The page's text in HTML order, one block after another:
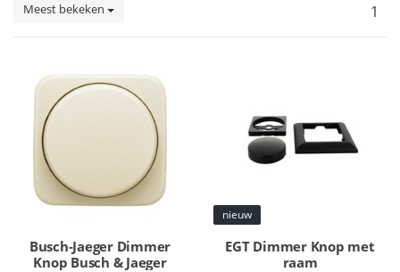
Meest bekeken 1
Busch-Jaeger Dimmer
Knop Busch & Jaeger
nieuw
EGT Dimmer Knop met
raam